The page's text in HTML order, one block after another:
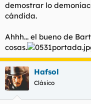
demostrar lo
cándida.
Ahhh... el bueno de
cosas.
Hafsol
Clásico